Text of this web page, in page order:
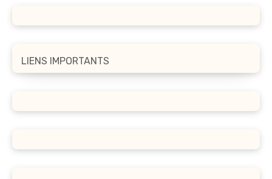
LIENS IMPORTANTS